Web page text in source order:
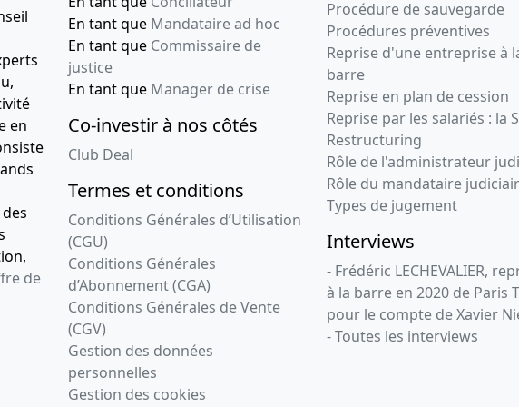
en
de
En tant que Mandataire ad hoc
En tant que Commissaire de
justice
En tant que Manager de crise
Co-investir à nos côtés
Club Deal
Termes et conditions
Conditions Générales d’Utilisation
(CGU)
Conditions Générales
d’Abonnement (CGA)
Conditions Générales de Vente
(CGV)
Gestion des données
personnelles
Gestion des cookies
Procédure de sauvegarde
Procédures préventives
Reprise d'une entreprise à
barre
Reprise en plan de cession
Reprise par les salariés : la
Restructuring
Rôle de l'administrateur
Rôle du mandataire
Types de jugement
Interviews
- Frédéric LECHEVALIER,
à la barre en 2020 de Paris
pour le compte de Xavier
- Toutes les interviews